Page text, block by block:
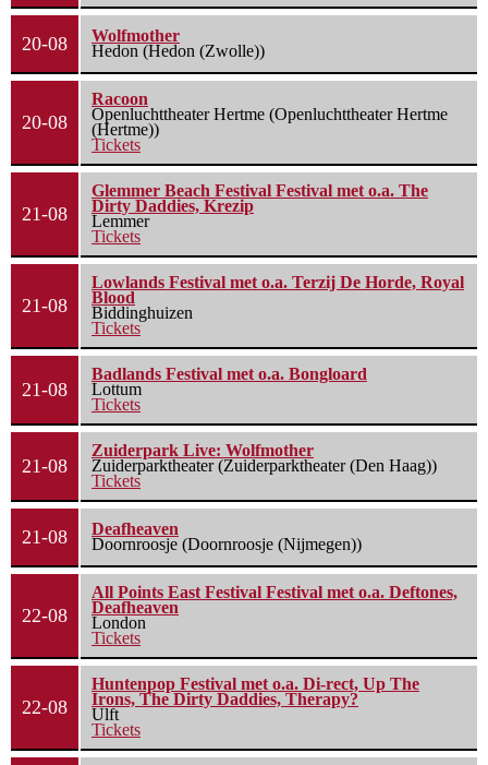
20-08
Wolfmother
Hedon (Hedon (Zwolle))
20-08
Racoon
Openluchttheater Hertme (Openluchttheater Hertme
(Hertme))
Tickets
21-08
Glemmer Beach Festival Festival met o.a. The
Dirty Daddies, Krezip
Lemmer
Tickets
21-08
Lowlands Festival met o.a. Terzij De Horde, Royal
Blood
Biddinghuizen
Tickets
21-08
Badlands Festival met o.a. Bongloard
Lottum
Tickets
21-08
Zuiderpark Live: Wolfmother
Zuiderparktheater (Zuiderparktheater (Den Haag))
Tickets
21-08
Deafheaven
Doornroosje (Doornroosje (Nijmegen))
22-08
All Points East Festival Festival met o.a. Deftones,
Deafheaven
London
Tickets
22-08
Huntenpop Festival met o.a. Di-rect, Up The
Irons, The Dirty Daddies, Therapy?
Ulft
Tickets